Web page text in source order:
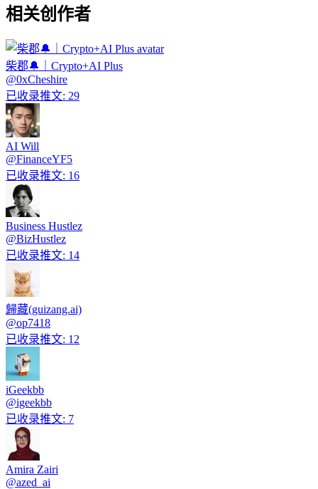
相关创作者
柴郡🔔｜Crypto+AI Plus
@0xCheshire
已收录推文: 29
AI Will
@FinanceYF5
已收录推文: 16
Business Hustlez
@BizHustlez
已收录推文: 14
歸藏(guizang.ai)
@op7418
已收录推文: 12
iGeekbb
@igeekbb
已收录推文: 7
Amira Zairi
@azed_ai